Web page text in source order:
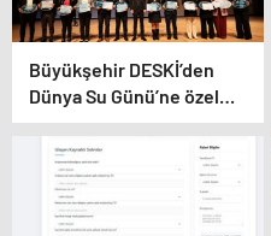
Büyükşehir DESKİ’den
Dünya Su Günü’ne özel
program